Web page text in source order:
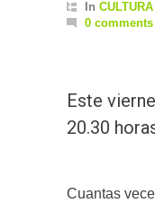
In CULTURA
0 comments
Este
20.30
Cuantas